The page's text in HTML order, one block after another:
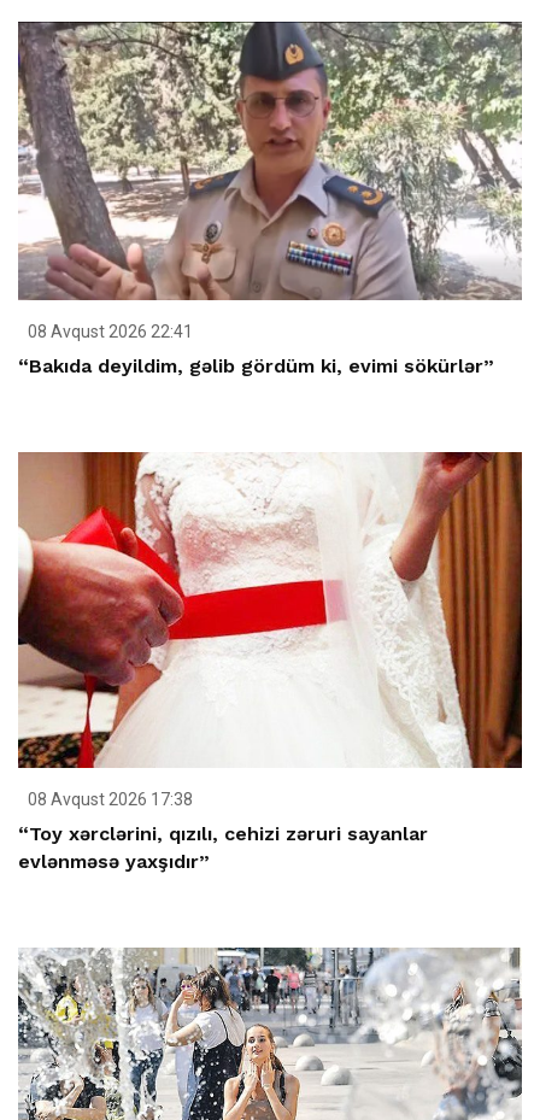
08 Avqust 2026 22:41
“Bakıda deyildim, gəlib gördüm ki, evimi sökürlər”
08 Avqust 2026 17:38
“Toy xərclərini, qızılı, cehizi zəruri sayanlar
evlənməsə yaxşıdır”